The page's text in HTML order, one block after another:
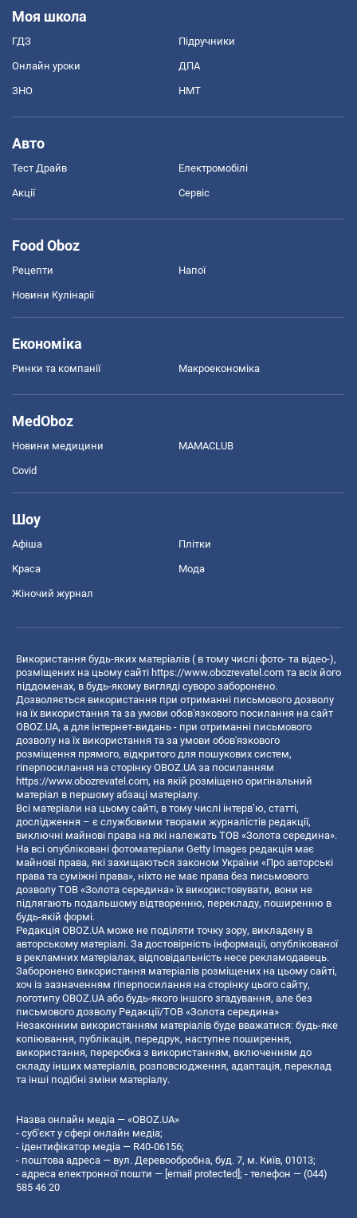
Моя школа
ГДЗ Підручники
Онлайн уроки ДПА
ЗНО НМТ
Авто
Тест Драйв Електромобілі
Акції Сервіс
Food Oboz
Рецепти Напої
Новини Кулінарії
Економіка
Ринки та компанії Макроекономіка
MedOboz
Новини медицини MAMACLUB
Covid
Шоу
Афіша Плітки
Краса Мода
Жіночий журнал
Використання будь-яких матеріалів ( в тому числі фото- та відео-),
розміщених на цьому сайті https://www.obozrevatel.com та всіх його
піддоменах, в будь-якому вигляді суворо заборонено.
Дозволяється використання при отриманні письмового дозволу
на їх використання та за умови обов'язкового посилання на сайт
OBOZ.UA, а для інтернет-видань - при отриманні письмового
дозволу на їх використання та за умови обов'язкового
розміщення прямого, відкритого для пошукових систем,
гіперпосилання на сторінку OBOZ.UA за посиланням
https://www.obozrevatel.com, на якій розміщено оригінальний
матеріал в першому абзаці матеріалу.
Всі матеріали на цьому сайті, в тому числі інтерв’ю, статті,
дослідження – є службовими творами журналістів редакції,
виключні майнові права на які належать ТОВ «Золота середина».
На всі опубліковані фотоматеріали Getty Images редакція має
майнові права, які захищаються законом України «Про авторські
права та суміжні права», ніхто не має права без письмового
дозволу ТОВ «Золота середина» їх використовувати, вони не
підлягають подальшому відтворенню, перекладу, поширенню в
будь-якій формі.
Редакція OBOZ.UA може не поділяти точку зору, викладену в
авторському матеріалі. За достовірність інформації, опублікованої
в рекламних матеріалах, відповідальність несе рекламодавець.
Заборонено використання матеріалів розміщених на цьому сайті,
хоч із зазначенням гіперпосилання на сторінку цього сайту,
логотипу OBOZ.UA або будь-якого іншого згадування, але без
письмового дозволу Редакції/ТОВ «Золота середина»
Незаконним використанням матеріалів буде вважатися: будь-яке
копiювання, публiкацiя, передрук, наступне поширення,
використання, переробка з використанням, включенням до
складу інших матеріалів, розповсюдження, адаптація, переклад
та інші подібні зміни матеріалу.
Назва онлайн медіа — «OBOZ.UA»
- суб'єкт у сфері онлайн медіа;
- ідентифікатор медіа — R40-06156;
- поштова адреса — вул. Деревообробна, буд. 7, м. Київ, 01013;
- адреса електронної пошти — [email protected]; - телефон — (044)
585 46 20